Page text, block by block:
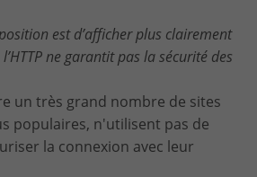
est d’afficher plus clairement
ne garantit pas la sécurité des
un très grand nombre de sites
populaires, n'utilisent pas de
la connexion avec leur